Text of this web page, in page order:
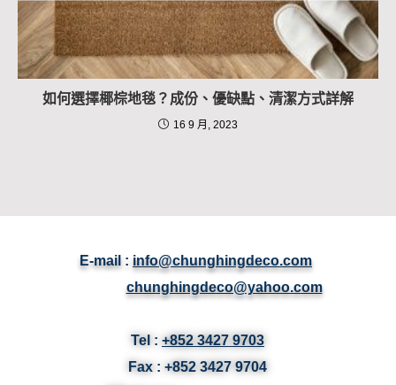
如何選擇椰棕地毯？成份、優缺點、清潔方式詳解
16 9 月, 2023
E-mail : info@chunghingdeco.com
chunghingdeco@yahoo.com
Tel : +852 3427 9703
Fax : +852 3427 9704